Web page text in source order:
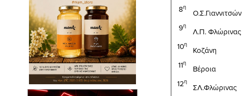
8η
Ο.Σ.Γιαννιτσών
9η
Λ.Π. Φλώρινας
10η
Κοζάνη
11η
Βέροια
12η
ΣΛ.Φλώρινας